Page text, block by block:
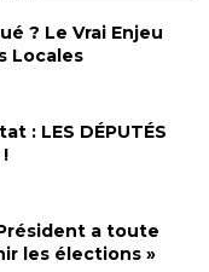
? Le Vrai Enjeu
Locales
: LES DÉPUTÉS
!
a toute
les élections »